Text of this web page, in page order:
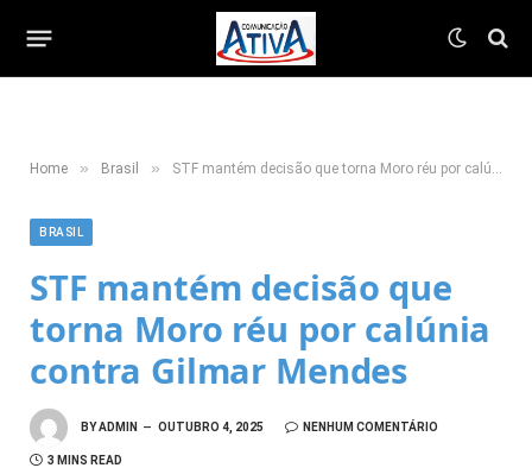
Home » Brasil » STF mantém decisão que torna Moro réu por calúnia contra Gilmar Mendes
BRASIL
STF mantém decisão que
torna Moro réu por calúnia
contra Gilmar Mendes
BYADMIN OUTUBRO 4, 2025 NENHUM COMENTÁRIO
3 MINS READ